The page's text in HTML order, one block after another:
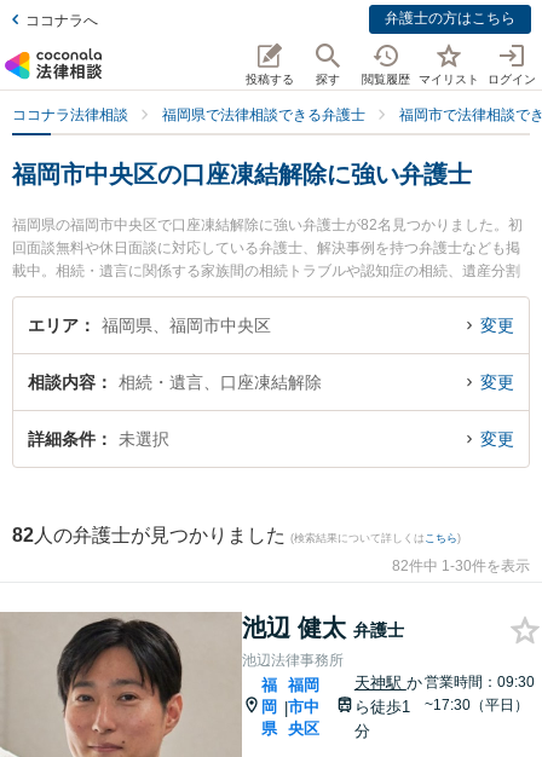
ココナラへ 弁護士の方はこちら
投稿する 探す 閲覧履歴 マイリスト ログイン
ココナラ法律相談 福岡県で法律相談できる弁護士 福岡市で法律相談で
福岡市中央区の口座凍結解除に強い弁護士
福岡県の福岡市中央区で口座凍結解除に強い弁護士が82名見つかりました。初
回面談無料や休日面談に対応している弁護士、解決事例を持つ弁護士なども掲
載中。相続・遺言に関係する家族間の相続トラブルや認知症の相続、遺産分割
等の細かな分野での絞り込み検索もでき便利です。特に池辺法律事務所の池辺
健太弁護士や福岡パシフィック法律事務所の福地 浩貴弁護士、弁護士法人ALG
座凍結解除のトラブルを今すぐに弁護士に相談したい』『口座凍結解除のトラ
ブル解決の実績豊富な近くの弁護士を検索したい』『初回相談無料で口座凍結
解除を法律相談できる福岡市中央区内の弁護士に相談予約したい』などでお困
エリア 福岡県、福岡市中央区 変更
相談内容 相続・遺言、口座凍結解除 変更
詳細条件 未選択 変更
82 人の弁護士が見つかりました (検索結果について詳しくは こちら)
82件中 1-30件を表示
池辺 健太 弁護士
池辺法律事務所
福
岡
県
|
福岡
市中
央区
天神駅 か
ら徒歩1
分
営業時間：09:30
~17:30（平日）